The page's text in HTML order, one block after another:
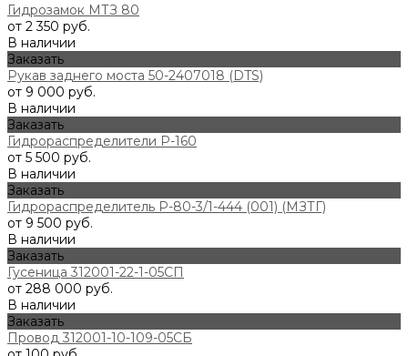
Гидрозамок МТЗ 80
от 2 350 руб.
В наличии
Заказать
Рукав заднего моста 50-2407018 (DTS)
от 9 000 руб.
В наличии
Заказать
Гидрораспределители Р-160
от 5 500 руб.
В наличии
Заказать
Гидрораспределитель Р-80-3/1-444 (001) (МЗТГ)
от 9 500 руб.
В наличии
Заказать
Гусеница 312001-22-1-05СП
от 288 000 руб.
В наличии
Заказать
Провод 312001-10-109-05СБ